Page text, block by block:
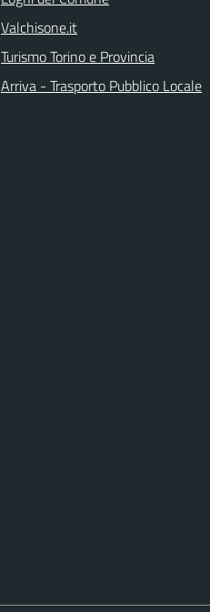
Valchisone.it
Turismo Torino e Provincia
Arriva - Trasporto Pubblico Locale